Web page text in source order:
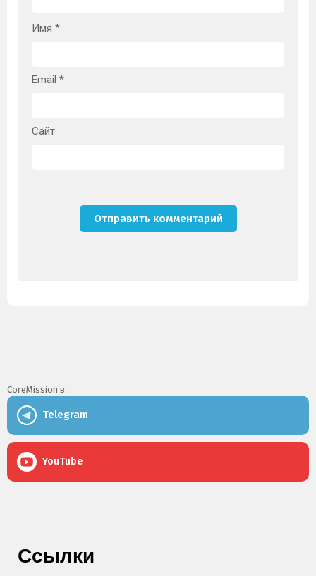
Имя *
Email *
Сайт
CoreMission в:
Telegram
YouTube
Ссылки